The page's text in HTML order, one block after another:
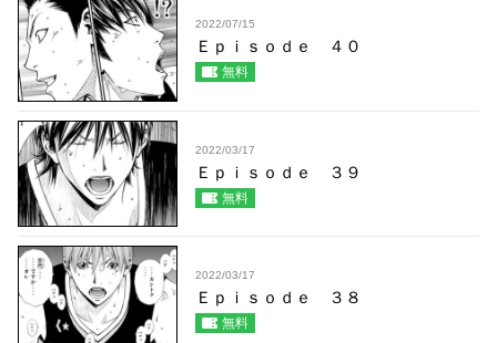
2022/07/15
Ｅｐｉｓｏｄｅ ４０
無料
2022/03/17
Ｅｐｉｓｏｄｅ ３９
無料
2022/03/17
Ｅｐｉｓｏｄｅ ３８
無料